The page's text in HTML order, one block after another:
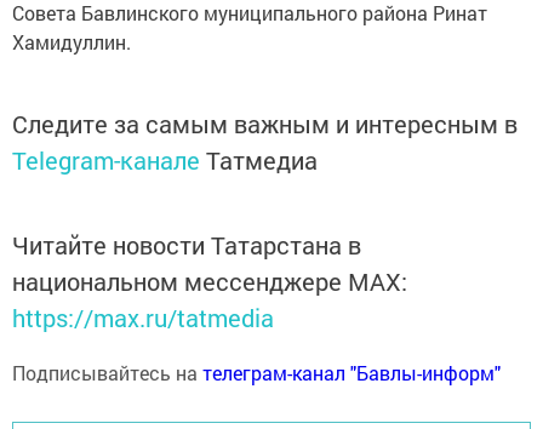
Совета Бавлинского муниципального района Ринат
Хамидуллин.
Следите за самым важным и интересным в
Telegram-канале Татмедиа
Читайте новости Татарстана в
национальном мессенджере MАХ:
https://max.ru/tatmedia
Подписывайтесь на телеграм-канал "Бавлы-информ"